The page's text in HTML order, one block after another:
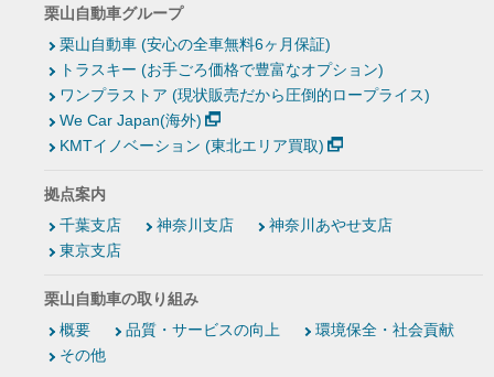
栗山自動車グループ
栗山自動車 (安心の全車無料6ヶ月保証)
トラスキー (お手ごろ価格で豊富なオプション)
ワンプラストア (現状販売だから圧倒的ロープライス)
We Car Japan(海外)
KMTイノベーション (東北エリア買取)
拠点案内
千葉支店
神奈川支店
神奈川あやせ支店
東京支店
栗山自動車の取り組み
概要
品質・サービスの向上
環境保全・社会貢献
その他